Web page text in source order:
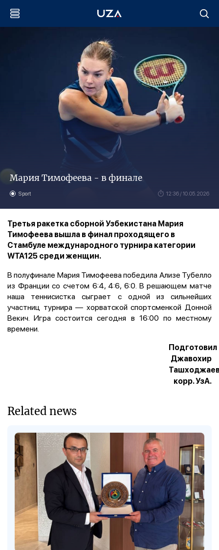
Мария Тимофеева - в финале
Sport 12:36 / 10.05.2026
Третья ракетка сборной Узбекистана Мария
Тимофеева вышла в финал проходящего в
Стамбуле международного турнира категории
WTA125 среди женщин.
В полуфинале Мария Тимофеева победила Ализе Тубелло
из Франции со счетом 6:4, 4:6, 6:0. В решающем матче
наша теннисистка сыграет с одной из сильнейших
участниц турнира — хорватской спортсменкой Донной
Векич. Игра состоится сегодня в 16:00 по местному
времени.
Подготовил
Джавохир
корр. УзА.
Related news